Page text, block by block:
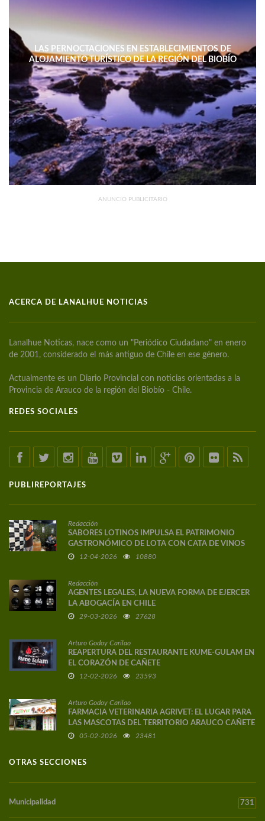
LAS PERNOCTACIONES EN ESTABLECIMIENTOS DE
ALOJAMIENTO TURÍSTICO DE LA REGIÓN DEL BIOBÍO
DISMINUYERON 15,4% INTERANUAL
ANUNCIO PUBLICITARIO
ACERCA DE LANALHUE NOTICIAS
Lanalhue Noticas, nace como un "Periódico Ciudadano" en enero
de 2001, considerado el más antiguo de Chile en ese género.
Actualmente es un Diario Provincial con noticias orientadas a la
Provincia de Arauco de la región del Biobío - Chile.
REDES SOCIALES
PUBLIREPORTAJES
Redacción
SABORES LOTINOS IMPULSA EL PATRIMONIO
GASTRONÓMICO DE LOTA CON CATA DE VINOS
DE AUTOR
12-04-2026 10880
Redacción
AGENTES LEGALES, LA NUEVA FORMA DE EJERCER
LA ABOGACÍA EN CHILE
29-03-2026 27628
Arturo Godoy Carilao
REAPERTURA DEL RESTAURANTE KUME-GULAM EN
EL CORAZÓN DE CAÑETE
12-02-2026 23593
Arturo Godoy Carilao
FARMACIA VETERINARIA AGRIVET: EL LUGAR PARA
LAS MASCOTAS DEL TERRITORIO ARAUCO CAÑETE
05-02-2026 23481
OTRAS SECCIONES
Municipalidad 731